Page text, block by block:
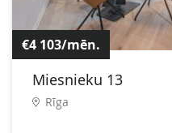
€4 103/mēn.
Miesnieku 13
Rīga